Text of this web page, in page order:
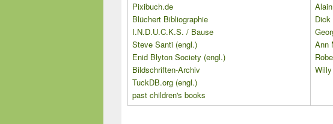
Pixibuch.de
Blüchert Bibliographie
I.N.D.U.C.K.S. / Bause
Steve Santi (engl.)
Enid Blyton Society (engl.)
Bildschriften-Archiv
TuckDB.org (engl.)
past children's books
Dick
Ann